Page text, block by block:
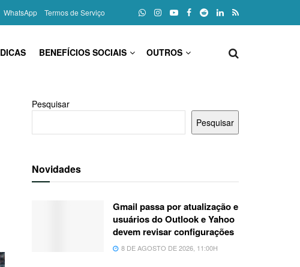
WhatsApp Termos de Serviço
DICAS BENEFÍCIOS SOCIAIS OUTROS
Pesquisar
Pesquisar
Novidades
Gmail passa por atualização e
usuários do Outlook e Yahoo
devem revisar configurações
8 DE AGOSTO DE 2026, 11:00H